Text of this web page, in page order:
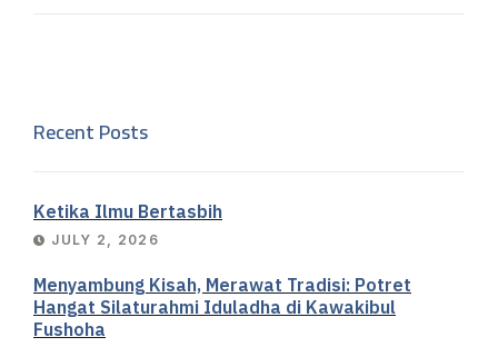
Recent Posts
Ketika Ilmu Bertasbih
JULY 2, 2026
Menyambung Kisah, Merawat Tradisi: Potret
Hangat Silaturahmi Iduladha di Kawakibul
Fushoha